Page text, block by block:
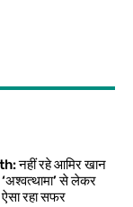
नहीं रहे आमिर खान
से लेकर
रहा सफर